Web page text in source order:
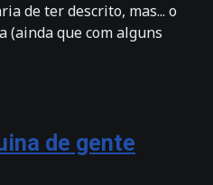
de ter descrito, mas... o
(ainda que com alguns
de gente